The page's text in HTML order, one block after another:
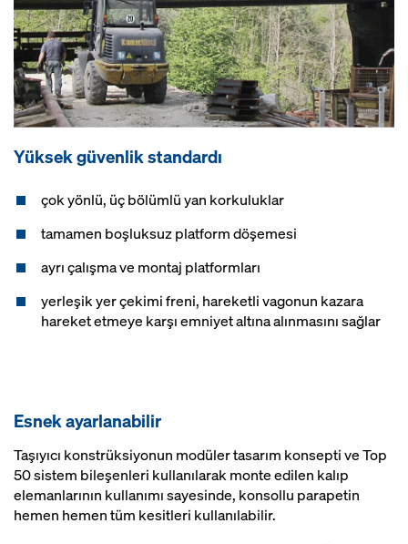
Yüksek güvenlik standardı
çok yönlü, üç bölümlü yan korkuluklar
tamamen boşluksuz platform döşemesi
ayrı çalışma ve montaj platformları
yerleşik yer çekimi freni, hareketli vagonun kazara
hareket etmeye karşı emniyet altına alınmasını sağlar
Esnek ayarlanabilir
Taşıyıcı konstrüksiyonun modüler tasarım konsepti ve Top
50 sistem bileşenleri kullanılarak monte edilen kalıp
elemanlarının kullanımı sayesinde, konsollu parapetin
hemen hemen tüm kesitleri kullanılabilir.